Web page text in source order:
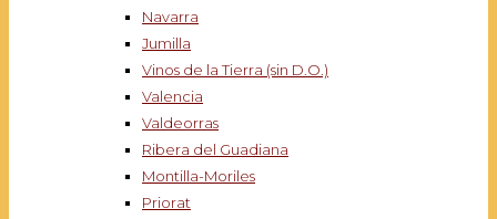
Navarra
Jumilla
Vinos de la Tierra (sin D.O.)
Valencia
Valdeorras
Ribera del Guadiana
Montilla-Moriles
Priorat